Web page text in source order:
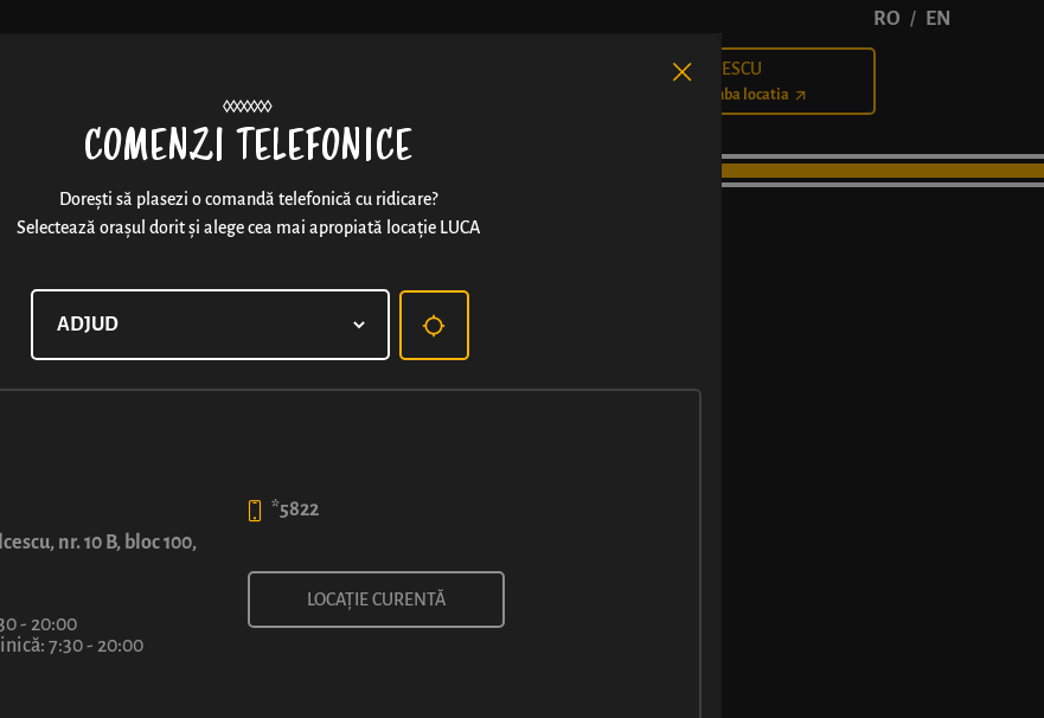
BĂLCESCU
Schimba locatia
RO / EN
FLAT WHITE
lei
COMENZI TELEFONICE
Dorești să plasezi o comandă telefonică cu ridicare?
Selectează orașul dorit și alege cea mai apropiată locație LUCA
nr. 10 B, bloc 100,
- 20:00
7:30 - 20:00
*5822
LOCAȚIE CURENTĂ